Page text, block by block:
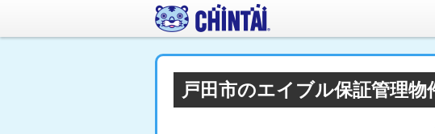
戸田市のエイブル保証管理